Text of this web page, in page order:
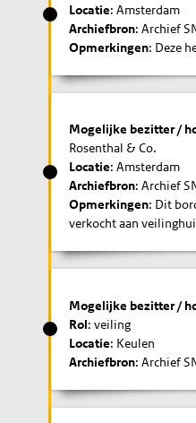
Locatie: Amsterdam
Archiefbron: Archief
Opmerkingen: Deze
Mogelijke bezitter /
Rosenthal & Co.
Locatie: Amsterdam
Archiefbron: Archief
Opmerkingen: Dit
verkocht aan
Mogelijke bezitter /
Rol: veiling
Locatie: Keulen
Archiefbron: Archief